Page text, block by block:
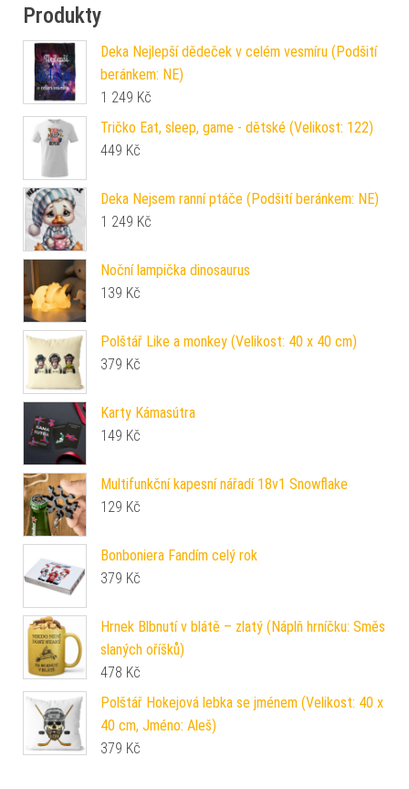
Produkty
Deka Nejlepší dědeček v celém vesmíru (Podšití
beránkem: NE)
1 249 Kč
Tričko Eat, sleep, game - dětské (Velikost: 122)
449 Kč
Deka Nejsem ranní ptáče (Podšití beránkem: NE)
1 249 Kč
Noční lampička dinosaurus
139 Kč
Polštář Like a monkey (Velikost: 40 x 40 cm)
379 Kč
Karty Kámasútra
149 Kč
Multifunkční kapesní nářadí 18v1 Snowflake
129 Kč
Bonboniera Fandím celý rok
379 Kč
Hrnek Blbnutí v blátě – zlatý (Náplň hrníčku: Směs
slaných oříšků)
478 Kč
Polštář Hokejová lebka se jménem (Velikost: 40 x
40 cm, Jméno: Aleš)
379 Kč